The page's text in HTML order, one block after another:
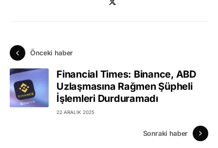
Önceki haber
Financial Times: Binance, ABD
Uzlaşmasına Rağmen Şüpheli
İşlemleri Durduramadı
22 ARALIK 2025
Sonraki haber